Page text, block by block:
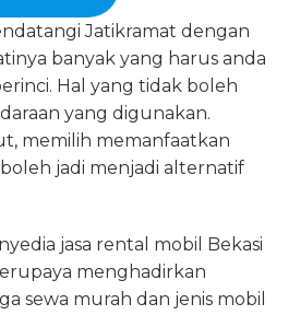
Jatikramat dengan
banyak yang harus anda
Hal yang tidak boleh
yang digunakan.
memilih memanfaatkan
jadi menjadi alternatif
jasa rental mobil Bekasi
menghadirkan
sewa murah dan jenis mobil